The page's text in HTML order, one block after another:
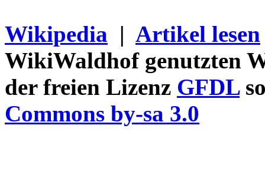
Wikipedia | Artikel lesen
WikiWaldhof genutzten
der freien Lizenz GFDL
Commons by-sa 3.0